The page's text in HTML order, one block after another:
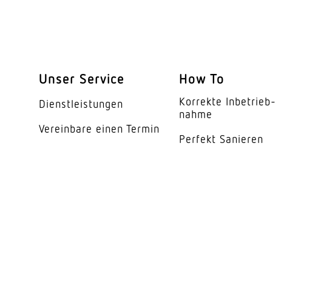
Unser Service
Dienst­leis­tungen
Vereinbare einen Termin
How To
Korrekte Inbe­trieb­
nahme
Perfekt Sanieren